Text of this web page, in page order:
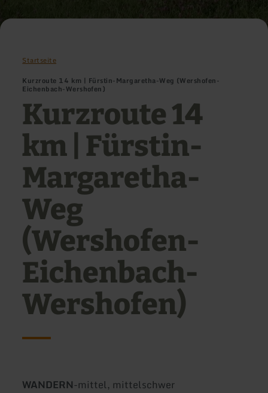
Startseite
Kurzroute 14 km | Fürstin-Margaretha-Weg (Wershofen-
Eichenbach-Wershofen)
Kurzroute 14
km | Fürstin-
Margaretha-
Weg
(Wershofen-
Eichenbach-
Wershofen)
Art
WANDERN-Schwierigkeit:
mittel, mittelschwer